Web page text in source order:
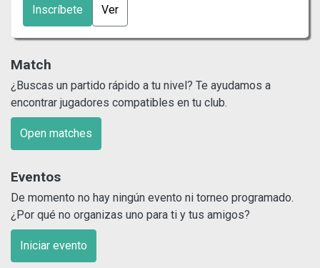
Inscríbete Ver
Match
¿Buscas un partido rápido a tu nivel? Te ayudamos a
encontrar jugadores compatibles en tu club.
Open matches
Eventos
De momento no hay ningún evento ni torneo programado.
¿Por qué no organizas uno para ti y tus amigos?
Iniciar evento